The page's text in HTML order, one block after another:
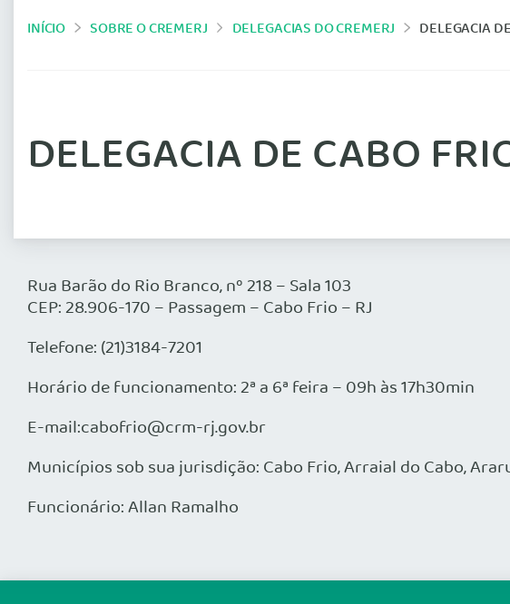
INÍCIO SOBRE O CREMERJ DELEGACIAS DO CREMERJ DELEGACIA
DELEGACIA DE CABO
Rua Barão do Rio Branco, nº 218 – Sala 103
CEP: 28.906-170 – Passagem – Cabo Frio – RJ
Telefone: (21)3184-7201
Horário de funcionamento: 2ª a 6ª feira – 09h às 17h30min
E-mail:cabofrio@crm-rj.gov.br
Municípios sob sua jurisdição: Cabo Frio, Arraial do Cabo,
Funcionário: Allan Ramalho